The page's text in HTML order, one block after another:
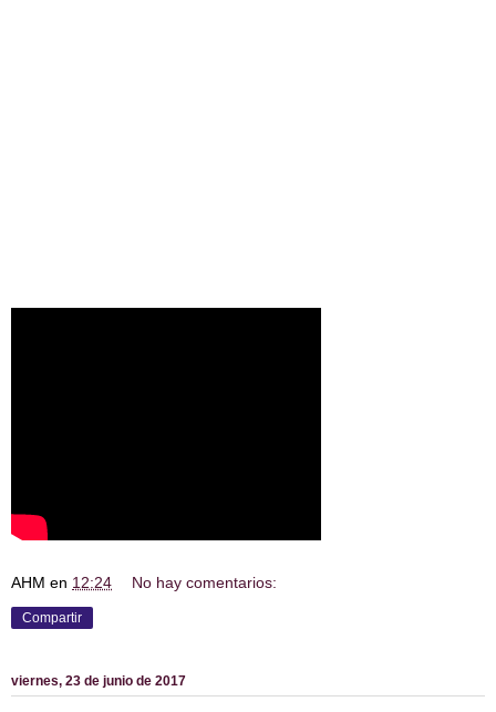
AHM en 12:24 No hay comentarios:
Compartir
viernes, 23 de junio de 2017